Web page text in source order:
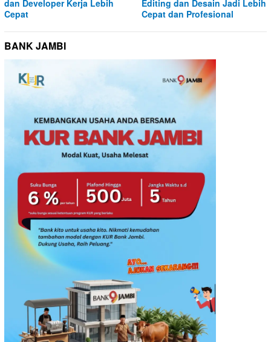
dan Developer Kerja Lebih
Cepat
Editing dan Desain Jadi Lebih
Cepat dan Profesional
BANK JAMBI